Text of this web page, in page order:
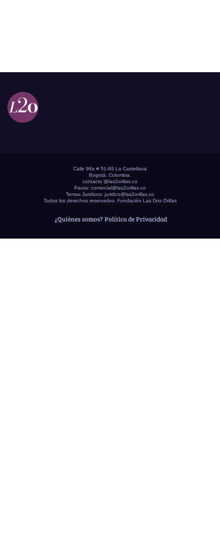
Calle 98a # 51-69 La Castellana
Bogotá, Colombia.
contacto @las2orillas.co
Pauta: comercial@las2orillas.co
Temas Juridicos: juridico@las2orillas.co
Todos los derechos reservados. Fundación Las Dos Orillas
¿Quiénes somos? Política de Privacidad